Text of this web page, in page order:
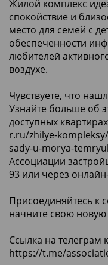
Жилой комплекс
спокойствие и
место для семей с
обеспеченности
любителей
воздухе.
Чувствуете, что
Узнайте больше об
доступных
r.ru/zhilye-
sady-u-morya-
Ассоциации
93 или через
Присоединяйтесь к
начните свою
Ссылка на телеграм
https://t.me/